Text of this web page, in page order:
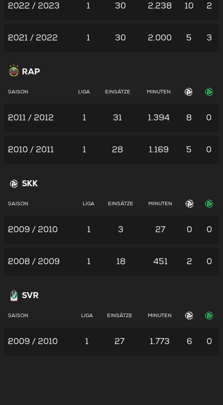
2022 / 2023 1 30 2.238 10 2
2021 / 2022 1 30 2.000 5 3
RAP
SAISON LIGA EINSÄTZE MINUTEN
2011 / 2012 1 31 1.394 8 0
2010 / 2011 1 28 1.169 5 0
SKK
SAISON LIGA EINSÄTZE MINUTEN
2009 / 2010 1 3 27 0 0
2008 / 2009 1 18 451 2 0
SVR
SAISON LIGA EINSÄTZE MINUTEN
2009 / 2010 1 27 1.773 6 0